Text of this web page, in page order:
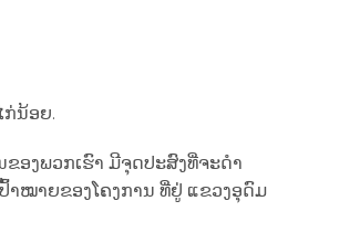
ນ້ອຍ.
ອງພວກເຮົາ ມີຈຸດປະສົງທີ່ຈະດໍາ
ໝາຍຂອງໂຄງການ ທີ່ຢູ່ ແຂວງອຸດົມ